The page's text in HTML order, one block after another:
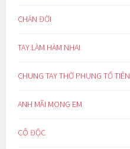
CHÁN ĐỜI
TAY LÀM HÀM NHAI
CHUNG TAY THỜ PHỤNG TỔ TIÊN
ANH MÃI MONG EM
CÔ ĐỘC